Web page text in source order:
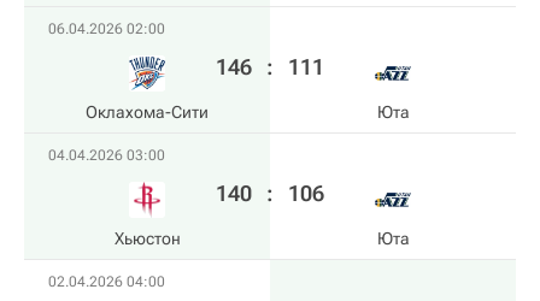
06.04.2026 02:00
Оклахома-Сити
146 : 111
Юта
04.04.2026 03:00
Хьюстон
140 : 106
Юта
02.04.2026 04:00